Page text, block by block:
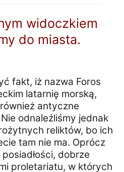
widoczkiem
do miasta.
fakt, iż nazwa Foros
latarnię morską,
antyczne
odnaleźliśmy jednak
reliktów, bo ich
tam nie ma. Oprócz
posiadłości, dobrze
proletariatu, w których